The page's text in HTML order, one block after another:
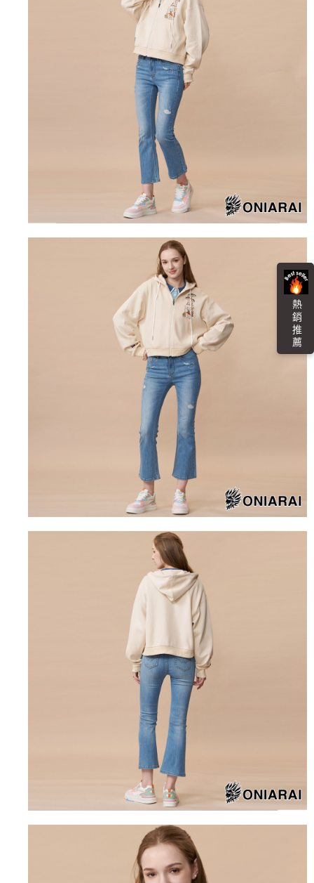
熱 銷 推 薦
2.透過簡訊連結打開帳單後，可選擇「超商條碼／台灣大直營門市／銀行轉
帳／街口支付／iPASS MONEY」等通路繳費。
1.本服務係由「台灣大哥大股份有限公司」（以下簡稱本公司）所提供，讓
用戶於交易時，得透過本服務購買商品或服務，並由商店將買賣／分期付款
買賣價金債權讓與本公司後，依約使用本公司帳單繳交帳款。
2.基於同意付款使用「大哥付你分期」之契約關係目的，商店將以您的個人
資料（包含姓名、電話或地址）提供予台灣大哥大進項蒐集、處理及利用，
由本公司與您本人進行分期帳單所需資料之確認、核對及更正。
3.完整用戶服務條款，請詳閱以下連結：
https://oppay.tw/userRule
結帳頁面，進行簡訊認證並確認金額後，即可完成結帳。
２．訂單成立數日內，您將收到繳費通知簡訊。
３．收到繳費通知簡訊後14天內，點擊此簡訊中的連結，可透過四大超商／
ATM／網路銀行／等多元方式進行付款，方視為交易完成。
※ 請注意：結帳手續完成當下不需立刻繳費，但若您需要取消訂單，請聯絡
購買商品的店家。未經商家同意取消之訂單仍視為有效，需透過AFTEE先享
※ 交易是否成功請以「AFTEE先享後付 」之結帳頁面顯示為準，若有關於
是否繳費成功／繳費後需取消欲退款等相關疑問，請聯繫「AFTEE先享後付
https://netprotections.freshdesk.com/support/home
１．透過由恩沛科技股份有限公司提供之「AFTEE先享後付」服務完成之交
易，需依本服務之必要範圍內提供個人資料，並將交易相關給付款項請求債
權轉讓予恩沛科技股份有限公司。
２．關於個人資料處理事宜，請瀏覽以下網址：
https://aftee.tw/terms/#terms3
３．未成年的使用者請事先徵得法定代理人或監護人之同意方可使用
「AFTEE先享後付」，若未經同意申辦者引起之損失，本公司不負相關責
４．使用「AFTEE先享後付」時，將依據個別帳號之用戶狀況，依本公司即
時審查核予不同之上限額度；若仍有額度不足之情形，本公司將視審查結果
５．嚴禁一人註冊多個帳號或使用他人資訊註冊。若發現惡意使用之情形，
恩沛科技股份有限公司將有權停止該用戶之使用額度並採取法律行動。
每筆NT$80，滿NT$888(含以上)免運費
每筆NT$60，滿NT$3,000(含以上)免運費
每筆NT$60，滿NT$3,000(含以上)免運費
每筆NT$80，滿NT$3,000(含以上)免運費
每筆NT$80，滿NT$3,000(含以上)免運費
每筆NT$100，滿NT$3,000(含以上)免運費
查看運費